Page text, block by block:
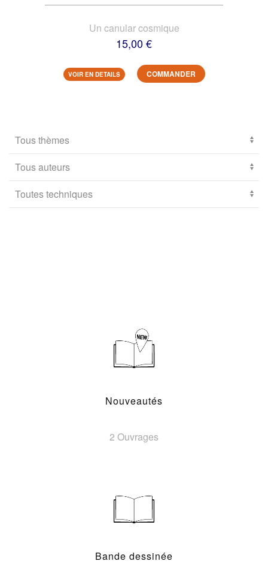
Un canular cosmique
15,00 €
VOIR EN DETAILS COMMANDER
Nouveautés
2 Ouvrages
Bande dessinée